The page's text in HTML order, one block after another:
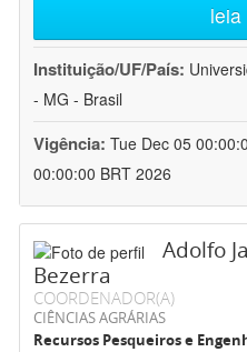
leia
Instituição/UF/País:
- MG - Brasil
Vigência: Tue Dec 05
00:00:00 BRT 2026
Adolfo
Bezerra
COORDENADOR(A)
CIÊNCIAS AGRÁRIAS
Recursos Pesqueiros e